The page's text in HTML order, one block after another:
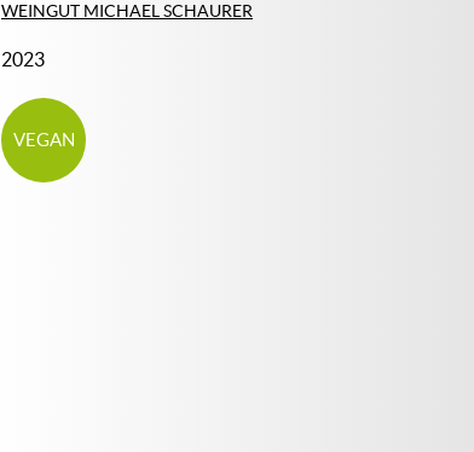
WEINGUT MICHAEL SCHAURER
2023
VEGAN